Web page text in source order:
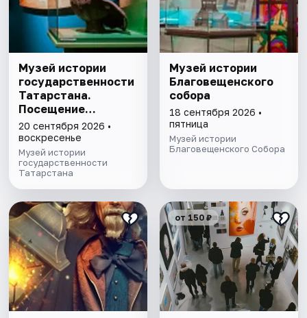
Музей истории
государственности
Татарстана.
Посещение
выставочного зала
и экспозиции
20 сентября 2026 •
воскресенье
Музей истории
государственности
Татарстана
Музей истории
Благовещенского
собора
18 сентября 2026 •
пятница
Музей истории
Благовещенского Собора
от 150 ₽